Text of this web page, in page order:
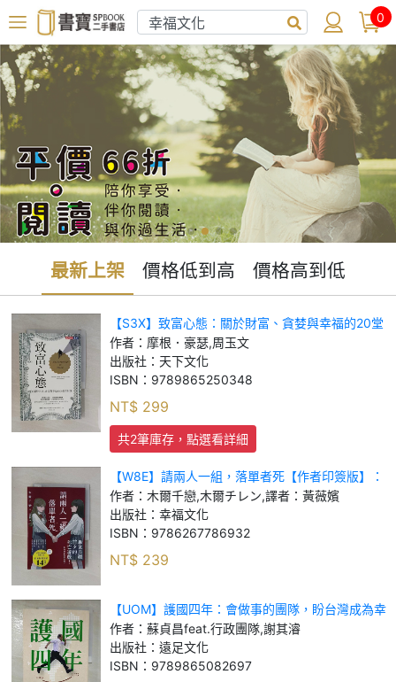
0
最新上架 價格低到高 價格高到低
【S3X】致富心態：關於財富、貪婪與幸福的20堂
理財課_摩根．豪瑟, 周玉文
作者： 摩根．豪瑟,周玉文
出版社： 天下文化
ISBN： 9789865250348
NT$ 299
共2筆庫存，點選看詳細
【W8E】請兩人一組，落單者死【作者印簽版】：
你，真的有朋友嗎？沒人跟你牽手的話是會死的！
（熱銷14萬本！描繪青春與友情極致的巔峰巨作
作者： 木爾千戀,木爾チレン,譯者：黃薇嬪
出版社： 幸福文化
ISBN： 9786267786932
NT$ 239
【UOM】護國四年：會做事的團隊，盼台灣成為幸
福之地_蘇貞昌 feat. 行政團隊, 謝其濬
作者： 蘇貞昌feat.行政團隊,謝其濬
出版社： 遠足文化
ISBN： 9789865082697